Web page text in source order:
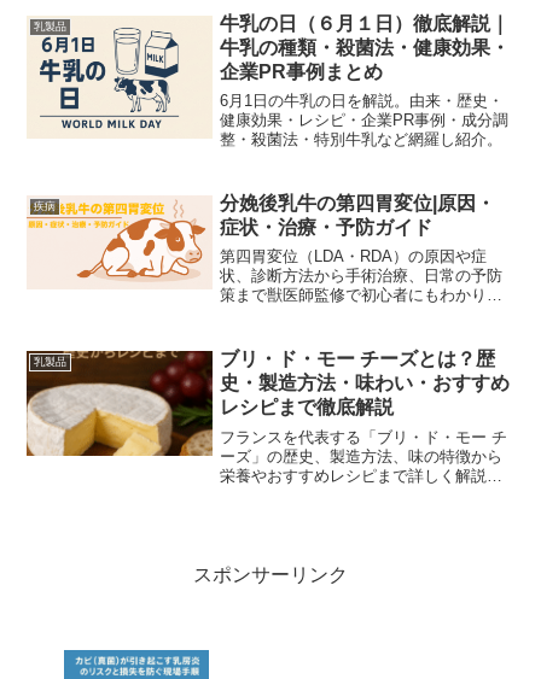
乳製品
牛乳の日（６月１日）徹底解説｜
牛乳の種類・殺菌法・健康効果・
企業PR事例まとめ
6月1日の牛乳の日を解説。由来・歴史・
健康効果・レシピ・企業PR事例・成分調
整・殺菌法・特別牛乳など網羅し紹介。
疾病
分娩後乳牛の第四胃変位|原因・
症状・治療・予防ガイド
第四胃変位（LDA・RDA）の原因や症
状、診断方法から手術治療、日常の予防
策まで獣医師監修で初心者にもわかりや
乳製品
ブリ・ド・モー チーズとは？歴
史・製造方法・味わい・おすすめ
レシピまで徹底解説
フランスを代表する「ブリ・ド・モー チ
ーズ」の歴史、製造方法、味の特徴から
栄養やおすすめレシピまで詳しく解説し
スポンサーリンク